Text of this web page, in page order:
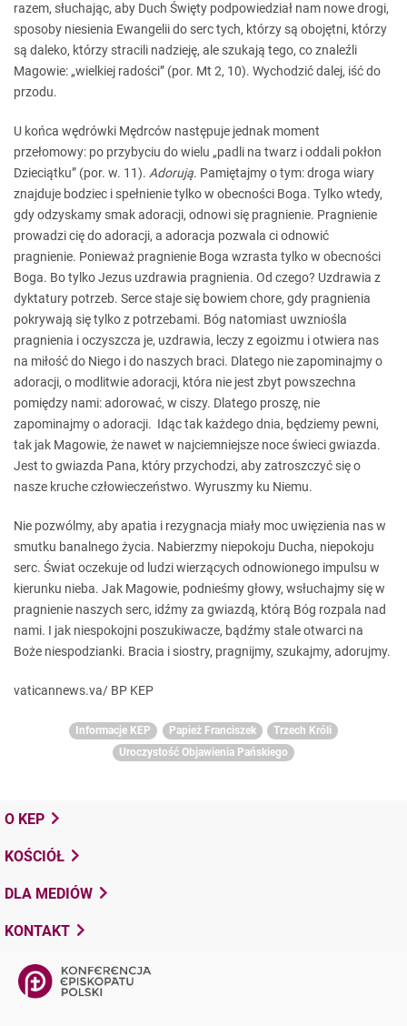
razem, słuchając, aby Duch Święty podpowiedział nam nowe drogi,
sposoby niesienia Ewangelii do serc tych, którzy są obojętni, którzy
są daleko, którzy stracili nadzieję, ale szukają tego, co znaleźli
Magowie: „wielkiej radości” (por. Mt 2, 10). Wychodzić dalej, iść do
przodu.
U końca wędrówki Mędrców następuje jednak moment
przełomowy: po przybyciu do wielu „padli na twarz i oddali pokłon
Dzieciątku” (por. w. 11). Adorują. Pamiętajmy o tym: droga wiary
znajduje bodziec i spełnienie tylko w obecności Boga. Tylko wtedy,
gdy odzyskamy smak adoracji, odnowi się pragnienie. Pragnienie
prowadzi cię do adoracji, a adoracja pozwala ci odnowić
pragnienie. Ponieważ pragnienie Boga wzrasta tylko w obecności
Boga. Bo tylko Jezus uzdrawia pragnienia. Od czego? Uzdrawia z
dyktatury potrzeb. Serce staje się bowiem chore, gdy pragnienia
pokrywają się tylko z potrzebami. Bóg natomiast uwzniośla
pragnienia i oczyszcza je, uzdrawia, leczy z egoizmu i otwiera nas
na miłość do Niego i do naszych braci. Dlatego nie zapominajmy o
adoracji, o modlitwie adoracji, która nie jest zbyt powszechna
pomiędzy nami: adorować, w ciszy. Dlatego proszę, nie
zapominajmy o adoracji. Idąc tak każdego dnia, będziemy pewni,
tak jak Magowie, że nawet w najciemniejsze noce świeci gwiazda.
Jest to gwiazda Pana, który przychodzi, aby zatroszczyć się o
nasze kruche człowieczeństwo. Wyruszmy ku Niemu.
Nie pozwólmy, aby apatia i rezygnacja miały moc uwięzienia nas w
smutku banalnego życia. Nabierzmy niepokoju Ducha, niepokoju
serc. Świat oczekuje od ludzi wierzących odnowionego impulsu w
kierunku nieba. Jak Magowie, podnieśmy głowy, wsłuchajmy się w
pragnienie naszych serc, idźmy za gwiazdą, którą Bóg rozpala nad
nami. I jak niespokojni poszukiwacze, bądźmy stale otwarci na
Boże niespodzianki. Bracia i siostry, pragnijmy, szukajmy, adorujmy.
vaticannews.va/ BP KEP
Informacje KEP Papież Franciszek
Trzech Króli
Uroczystość Objawienia Pańskiego
O KEP
KOŚCIÓŁ
DLA MEDIÓW
KONTAKT